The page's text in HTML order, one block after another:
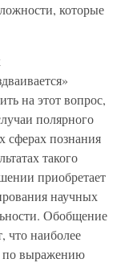
которые
на этот вопрос,
полярного
сферах познания
такого
приобретает
научных
Обобщение
что наиболее
по выражению